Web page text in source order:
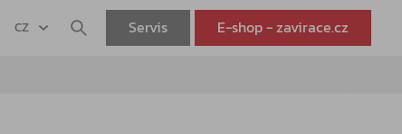
CZ Servis E-shop - zavirace.cz